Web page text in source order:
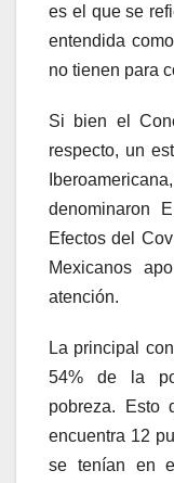
es el que se
entendida
no tienen para
Si bien el
respecto, un
denominaron
Efectos del
Mexicanos
atención.
La principal
54% de la
pobreza. Esto
encuentra 12
se tenían en